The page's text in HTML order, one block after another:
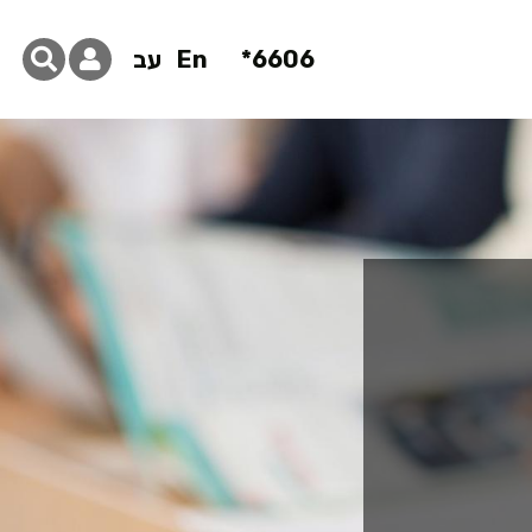
6606*
En עב